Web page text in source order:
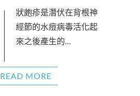
經節的水痘病毒活化起
來之後產生的…
READ MORE